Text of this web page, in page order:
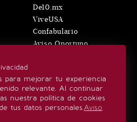
para mejorar tu experiencia
relevante. Al continuar
nuestra política de cookies
tus datos personales.Aviso
De10.mx
ViveUSA
Confabulario
Aviso Oportuno
SÍGUENOS